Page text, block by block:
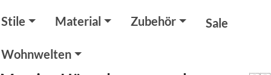
Stile Material Zubehör Sale
Wohnwelten